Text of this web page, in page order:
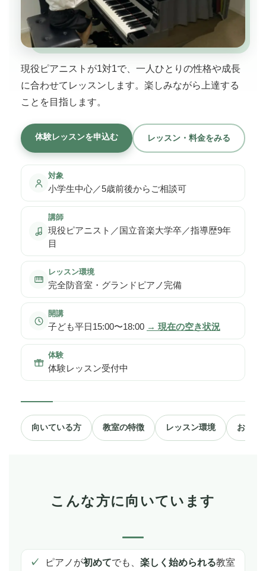
現役ピアニストが1対1で、一人ひとりの性格や成長
に合わせてレッスンします。楽しみながら上達する
ことを目指します。
体験レッスンを申込む レッスン・料金をみる
対象
小学生中心／5歳前後からご相談可
講師
現役ピアニスト／国立音楽大学卒／指導歴9年
目
レッスン環境
完全防音室・グランドピアノ完備
開講
子ども平日15:00〜18:00 → 現在の空き状況
体験
体験レッスン受付中
向いている方 教室の特徴 レッスン環境 お客様
こんな方に向いています
ピアノが初めてでも、 楽しく始められる教室